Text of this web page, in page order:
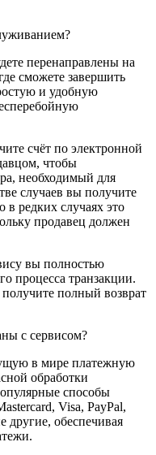
перенаправлены на
сможете завершить
и удобную
счёт по электронной
чтобы
необходимый для
случаев вы получите
в редких случаях это
продавец должен
вы полностью
процесса транзакции.
полный возврат
с сервисом?
в мире платежную
обработки
способы
Visa, PayPal,
другие, обеспечивая